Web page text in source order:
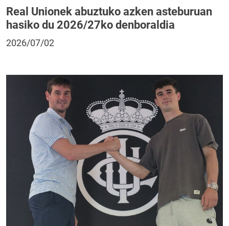
Real Unionek abuztuko azken asteburuan
hasiko du 2026/27ko denboraldia
2026/07/02